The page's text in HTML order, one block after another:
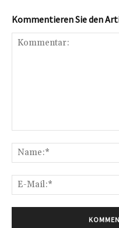
Kommentieren Sie den